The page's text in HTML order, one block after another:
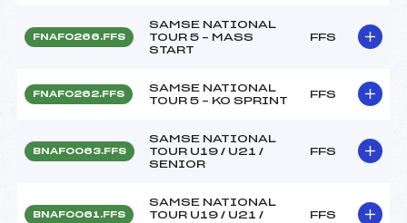
FNAF0266.FFS
SAMSE NATIONAL
TOUR 5 – MASS
START
FFS
FNAF0262.FFS
SAMSE NATIONAL
TOUR 5 – KO SPRINT
FFS
BNAF0063.FFS
SAMSE NATIONAL
TOUR U19 / U21 /
SENIOR
FFS
BNAF0061.FFS
SAMSE NATIONAL
TOUR U19 / U21 /
FFS